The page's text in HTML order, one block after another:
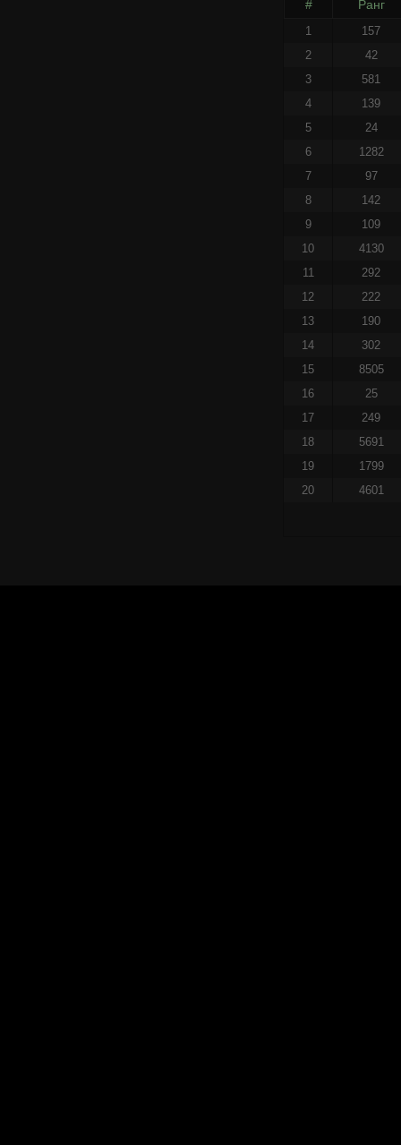
# Ранг
1
157
2
42
3
581
4
139
5
24
6
1282
7
97
8
142
9
109
10
4130
11
292
12
222
13
190
14
302
15
8505
16
25
17
249
18
5691
19
1799
20
4601